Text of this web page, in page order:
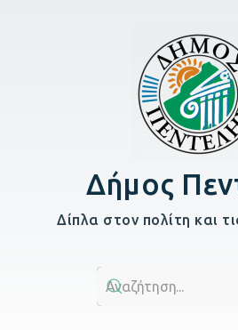
Δήμος
Δίπλα στον πολίτη και